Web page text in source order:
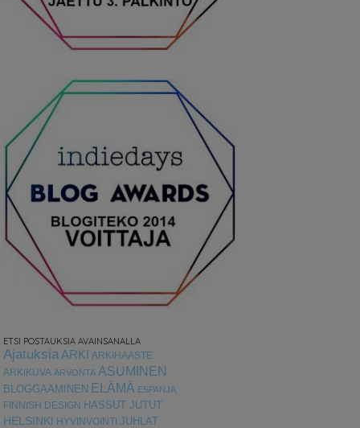
ETSI POSTAUKSIA AVAINSANALLA
Ajatuksia ARKI ARKIHAASTE
ARKIKUVA ARVONTA ASUMINEN
BLOGGAAMINEN ELÄMÄ ESPANJA
FINNISH DESIGN HASSUT JUTUT
HELSINKI HYVINVOINTI JUHLAT